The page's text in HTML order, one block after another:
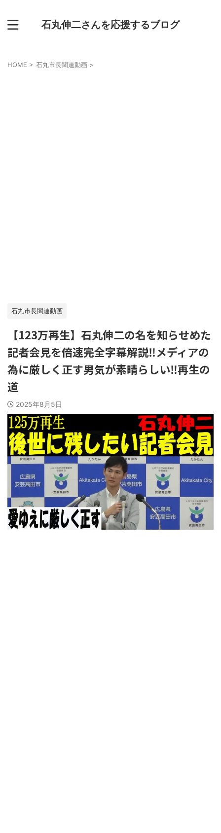
石丸伸二さんを応援するブログ
HOME > 石丸市長関連動画 >
石丸市長関連動画
【123万再生】石丸伸二の名を知らせめた
記者会見を倍速完全字幕解説‼メディアの
為に厳しく正す男気が素晴らしい‼再生の
道
2025年8月5日